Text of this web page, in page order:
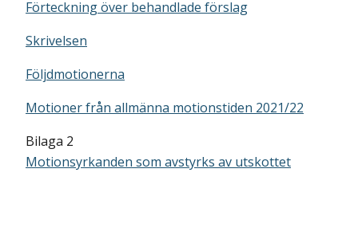
Förteckning över behandlade förslag
Skrivelsen
Följdmotionerna
Motioner från allmänna motionstiden 2021/22
Bilaga 2
Motionsyrkanden som avstyrks av utskottet